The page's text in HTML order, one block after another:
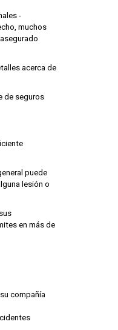
-
muchos
acerca de
de seguros
puede
lesión o
en más de
compañía